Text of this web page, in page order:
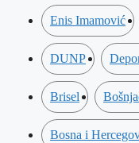
Enis Imamović
DUNP
Brisel
Bosna i